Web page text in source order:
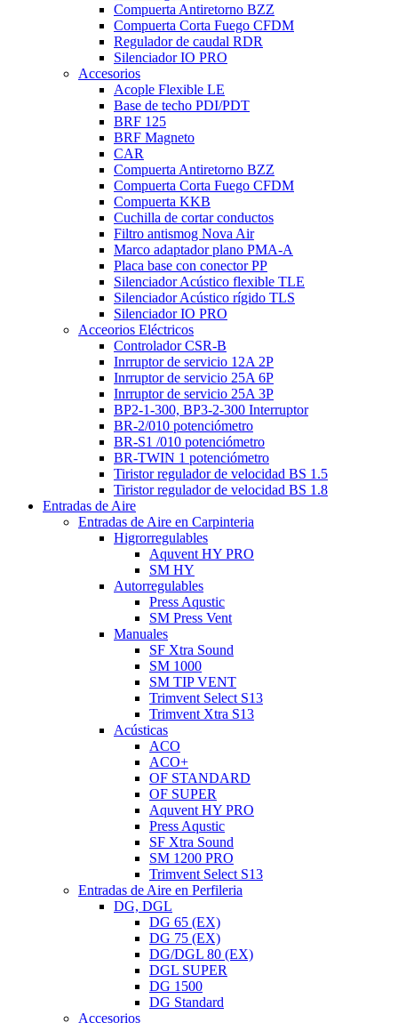
Compuerta Antiretorno BZZ
Compuerta Corta Fuego CFDM
Regulador de caudal RDR
Silenciador IO PRO
Accesorios
Acople Flexible LE
Base de techo PDI/PDT
BRF 125
BRF Magneto
CAR
Compuerta Antiretorno BZZ
Compuerta Corta Fuego CFDM
Compuerta KKB
Cuchilla de cortar conductos
Filtro antismog Nova Air
Marco adaptador plano PMA-A
Placa base con conector PP
Silenciador Acústico flexible TLE
Silenciador Acústico rígido TLS
Silenciador IO PRO
Acceorios Eléctricos
Controlador CSR-B
Inrruptor de servicio 12A 2P
Inrruptor de servicio 25A 6P
Inrruptor de servicio 25A 3P
BP2-1-300, BP3-2-300 Interruptor
BR-2/010 potenciómetro
BR-S1 /010 potenciómetro
BR-TWIN 1 potenciómetro
Tiristor regulador de velocidad BS 1.5
Tiristor regulador de velocidad BS 1.8
Entradas de Aire
Entradas de Aire en Carpinteria
Higrorregulables
Aquvent HY PRO
SM HY
Autorregulables
Press Aqustic
SM Press Vent
Manuales
SF Xtra Sound
SM 1000
SM TIP VENT
Trimvent Select S13
Trimvent Xtra S13
Acústicas
ACO
ACO+
OF STANDARD
OF SUPER
Aquvent HY PRO
Press Aqustic
SF Xtra Sound
SM 1200 PRO
Trimvent Select S13
Entradas de Aire en Perfileria
DG, DGL
DG 65 (EX)
DG 75 (EX)
DG/DGL 80 (EX)
DGL SUPER
DG 1500
DG Standard
Accesorios